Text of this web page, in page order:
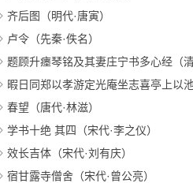
齐后图（明代·唐寅）
卢令（先秦·佚名）
题顾升瘗琴铭及其妻庄宁书多心经（清
暇日同郑以孝游定光庵坐志喜亭上以池
春望（唐代·林滋）
学书十绝 其四（宋代·李之仪）
效长吉体（宋代·刘有庆）
宿甘露寺僧舍（宋代·曾公亮）